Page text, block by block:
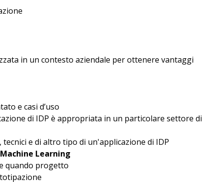
in un contesto aziendale per ottenere vantaggi
e casi d’uso
di IDP è appropriata in un particolare settore di
e di altro tipo di un'applicazione di IDP
Learning
quando progetto